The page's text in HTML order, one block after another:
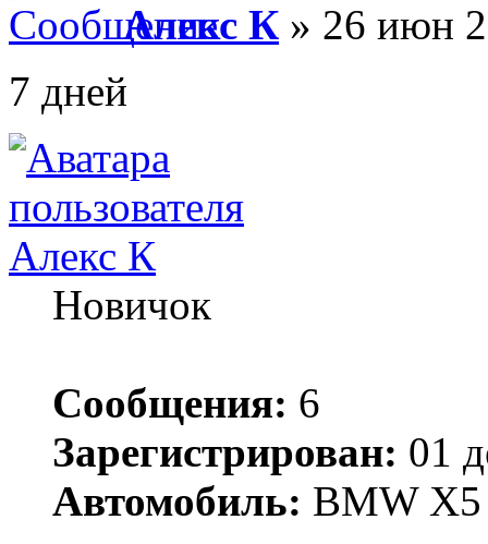
Алекс К » 26 июн
7 дней
Алекс К
Новичок
Сообщения: 6
Зарегистрирован: 01
Автомобиль: BMW X5